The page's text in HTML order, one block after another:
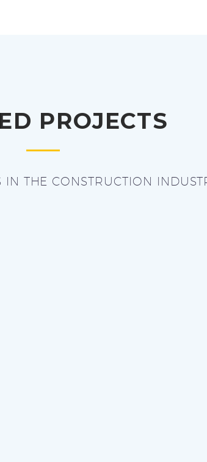
PROJECTS
THE CONSTRUCTION